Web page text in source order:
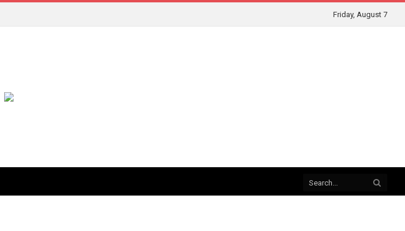
Friday, August 7